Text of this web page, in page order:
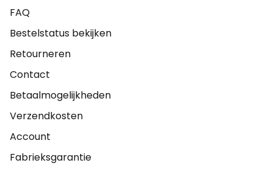
FAQ
Bestelstatus bekijken
Retourneren
Contact
Betaalmogelijkheden
Verzendkosten
Account
Fabrieksgarantie